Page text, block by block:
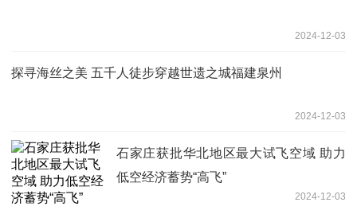
2024-12-03
探寻海丝之美 五千人徒步穿越世遗之城福建泉州
2024-12-03
石家庄获批华北地区最大试飞空域 助力
低空经济蓄势“高飞”
2024-12-03